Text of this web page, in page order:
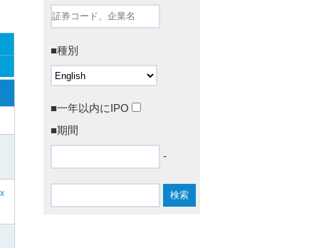
■種別
■一年以内にIPO
■期間
-